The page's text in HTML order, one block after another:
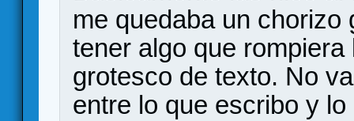
me quedaba un
tener algo que
grotesco de texto. No
entre lo que escribo y